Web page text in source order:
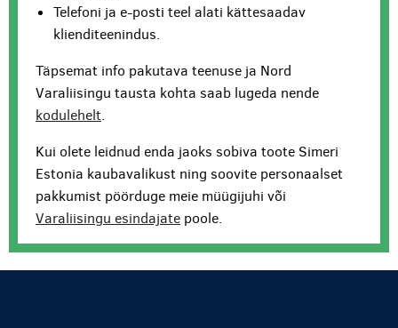
Telefoni ja e-posti teel alati kättesaadav
klienditeenindus.
Täpsemat info pakutava teenuse ja Nord
Varaliisingu tausta kohta saab lugeda nende
kodulehelt.
Kui olete leidnud enda jaoks sobiva toote Simeri
Estonia kaubavalikust ning soovite personaalset
pakkumist pöörduge meie müügijuhi või
Varaliisingu esindajate poole.